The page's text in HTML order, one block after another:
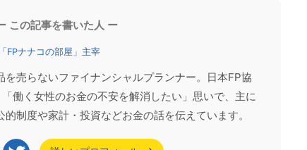
この記事を書いた人 ー
「FPナナコの部屋」主宰
を売らないファイナンシャルプランナー。日本FP協
働く女性のお金の不安を解消したい」思いで、主に
的制度や家計・投資などお金の話を伝えています。
2026/6/13
たほうがいい？
【登壇報告】60代以降の年収の壁（2026年